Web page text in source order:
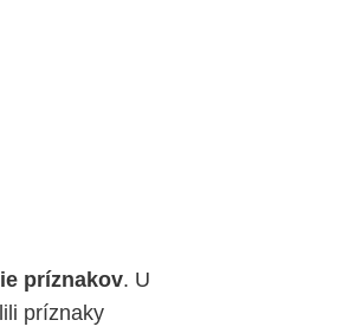
príznakov. U
príznaky